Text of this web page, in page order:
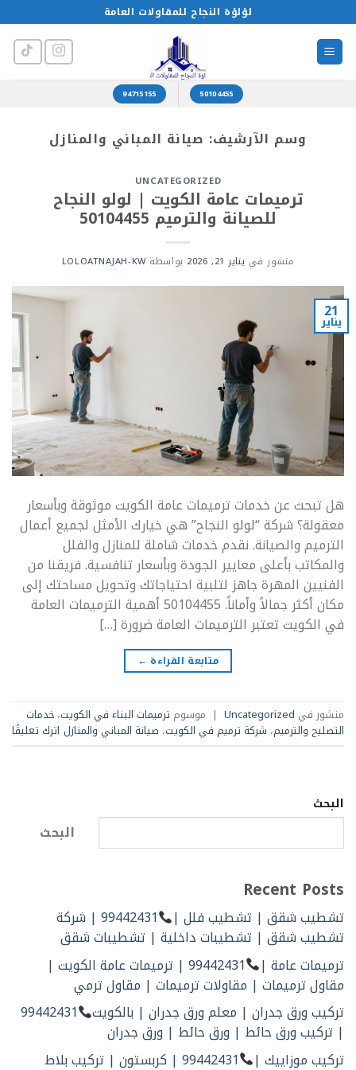
للمحتوى
لؤلؤة النجاح للمقاولات العامة
50104455
94715155
وسم الآرشيف: صيانة المباني والمنازل
UNCATEGORIZED
ترميمات عامة الكويت | لولو النجاح
للصيانة والترميم 50104455
منشور في يناير 21, 2026 بواسطةLOLOATNAJAH-KW
21
يناير
هل تبحث عن خدمات ترميمات عامة الكويت موثوقة وبأسعار
معقولة؟ شركة “لولو النجاح” هي خيارك الأمثل لجميع أعمال
الترميم والصيانة. نقدم خدمات شاملة للمنازل والفلل
والمكاتب بأعلى معايير الجودة وبأسعار تنافسية. فريقنا من
الفنيين المهرة جاهز لتلبية احتياجاتك وتحويل مساحتك إلى
مكان أكثر جمالاً وأماناً. 50104455 أهمية الترميمات العامة
في الكويت تعتبر الترميمات العامة ضرورة […]
متابعة القراءة ←
منشور في Uncategorized
| موسوم ترميمات البناء في الكويت، خدمات
التصليح والترميم، شركة ترميم في الكويت، صيانة المباني والمنازل اترك تعليقًا
البحث
البحث
Recent Posts
تشطيب شقق | تشطيب فلل |
99442431 | شركة
تشطيب شقق | تشطيبات داخلية | تشطيبات شقق
ترميمات عامة |
99442431 | ترميمات عامة الكويت |
مقاول ترميمات | مقاولات ترميمات | مقاول ترمي
تركيب ورق جدران | معلم ورق جدران | بالكويت
99442431
| تركيب ورق حائط | ورق حائط | ورق جدران
تركيب موزاييك |
99442431 | كربستون | تركيب بلاط